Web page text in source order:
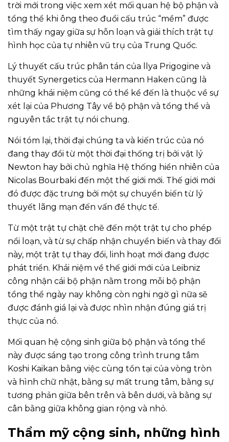
trời mới trong việc xem xét mối quan hệ bộ phận và
tổng thể khi ông theo đuổi cấu trúc “mềm” được
tìm thấy ngay giữa sự hỗn loạn và giải thích trật tự
hình học của tự nhiên vũ trụ của Trung Quốc.
Lý thuyết cấu trúc phân tán của llya Prigogine và
thuyết Synergetics của Hermann Haken cũng là
những khái niệm cũng có thể kể đến là thuộc về sự
xét lại của Phương Tây về bộ phận và tổng thể và
nguyên tắc trật tự nói chung.
Nói tóm lại, thời đại chúng ta và kiến trúc của nó
đang thay đổi từ một thời đại thống trị bởi vật lý
Newton hay bởi chủ nghĩa Hệ thống hiển nhiên của
Nicolas Bourbaki đến một thế giới mới. Thế giới mới
đó được đặc trưng bởi một sự chuyển biến từ lý
thuyết lãng mạn đến vấn đề thực tế.
Từ một trật tự chặt chẽ đến một trật tự cho phép
nổi loạn, và từ sự chấp nhận chuyển biến và thay đổi
này, một trật tự thay đổi, linh hoạt mới đang được
phát triển. Khái niệm về thế giới mới của Leibniz
công nhận cái bộ phận nằm trong mỗi bộ phận
tổng thể ngày nay không còn nghi ngờ gì nữa sẽ
được đánh giá lại và được nhìn nhận đúng giá trị
thực của nó.
Mối quan hệ cộng sinh giữa bộ phận và tổng thể
này được sáng tạo trong công trình trung tâm
Koshi Kaikan bằng việc cùng tồn tại của vòng tròn
và hình chữ nhật, bằng sự mất trung tâm, bằng sự
tương phản giữa bên trên và bên dưới, và bằng sự
cân bằng giữa không gian rộng và nhỏ.
Thẩm mỹ cộng sinh, những hình